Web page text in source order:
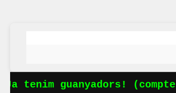
tenim guanyadors!